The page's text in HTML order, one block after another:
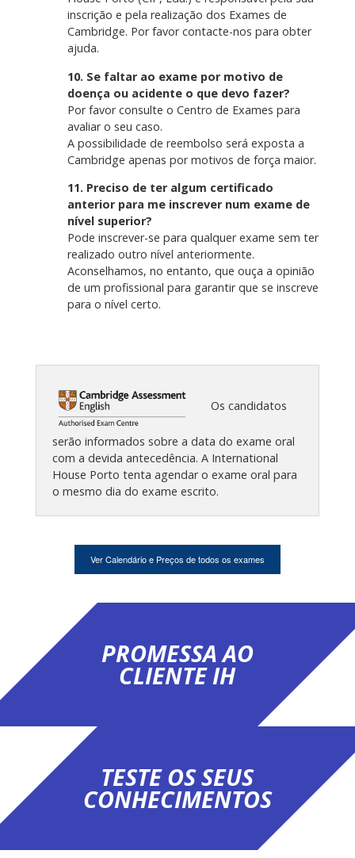
inscrição e pela realização dos Exames de
Cambridge. Por favor contacte-nos para obter
ajuda.
10. Se faltar ao exame por motivo de
doença ou acidente o que devo fazer?
Por favor consulte o Centro de Exames para
avaliar o seu caso.
A possibilidade de reembolso será exposta a
Cambridge apenas por motivos de força maior.
11. Preciso de ter algum certificado
anterior para me inscrever num exame de
nível superior?
Pode inscrever-se para qualquer exame sem ter
realizado outro nível anteriormente.
Aconselhamos, no entanto, que ouça a opinião
de um profissional para garantir que se inscreve
para o nível certo.
Os candidatos
serão informados sobre a data do exame oral
com a devida antecedência. A International
House Porto tenta agendar o exame oral para
o mesmo dia do exame escrito.
Ver Calendário e Preços de todos os exames
PROMESSA AO
CLIENTE IH
TESTE OS SEUS
CONHECIMENTOS